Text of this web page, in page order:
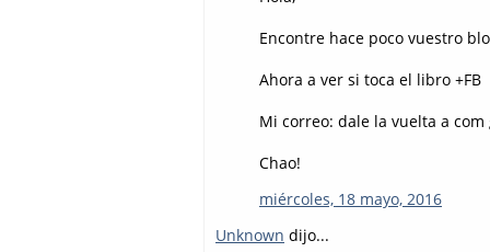
Encontre hace poco vuestro
Ahora a ver si toca el libro +FB
Mi correo: dale la vuelta a
Chao!
miércoles, 18 mayo, 2016
Unknown dijo...